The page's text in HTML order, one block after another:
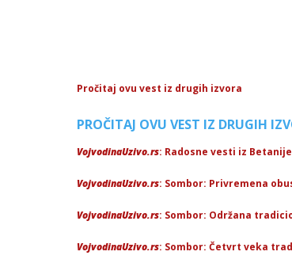
Pročitaj ovu vest iz drugih izvora
PROČITAJ OVU VEST IZ DRUGIH
VojvodinaUzivo.rs: Radosne vesti iz
VojvodinaUzivo.rs: Sombor: Privremena
VojvodinaUzivo.rs: Sombor: Održana
VojvodinaUzivo.rs: Sombor: Četvrt veka